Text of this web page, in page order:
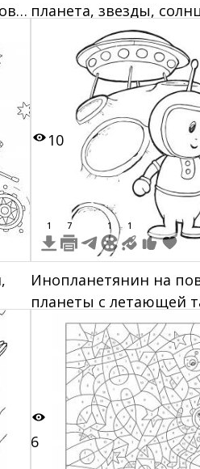
планета, звезды,
10
1 7 1 1
Инопланетянин на
планеты с летающей
6